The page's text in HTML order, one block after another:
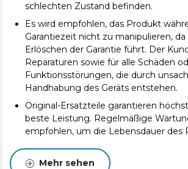
schlechten Zustand befinden.
Es wird empfohlen, das Produkt
Garantiezeit nicht zu manipulieren,
Erlöschen der Garantie führt. Der
Reparaturen sowie für alle Schäden
Funktionsstörungen, die durch
Handhabung des Geräts entstehen.
Original-Ersatzteile garantieren
beste Leistung. Regelmäßige
empfohlen, um die Lebensdauer des
Mehr sehen